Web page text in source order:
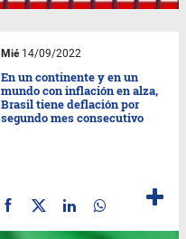
Mié14/09/2022
En un continente y en un
mundo con inflación en alza,
Brasil tiene deflación por
segundo mes consecutivo